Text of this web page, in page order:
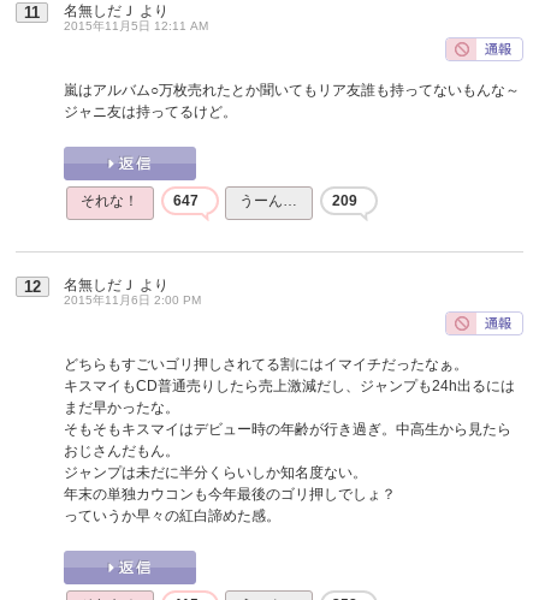
11 名無しだＪ より
2015年11月5日 12:11 AM
嵐はアルバム○万枚売れたとか聞いてもリア友誰も持ってないもんな～
ジャニ友は持ってるけど。
それな！ 647 うーん… 209
12 名無しだＪ より
2015年11月6日 2:00 PM
どちらもすごいゴリ押しされてる割にはイマイチだったなぁ。
キスマイもCD普通売りしたら売上激減だし、ジャンプも24h出るには
まだ早かったな。
そもそもキスマイはデビュー時の年齢が行き過ぎ。中高生から見たら
おじさんだもん。
ジャンプは未だに半分くらいしか知名度ない。
年末の単独カウコンも今年最後のゴリ押しでしょ？
っていうか早々の紅白諦めた感。